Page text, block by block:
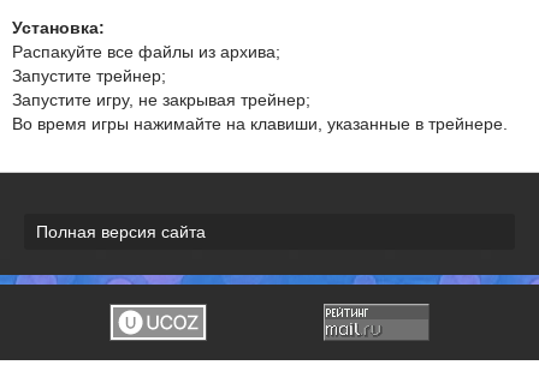
Установка:
Распакуйте все файлы из архива;
Запустите трейнер;
Запустите игру, не закрывая трейнер;
Во время игры нажимайте на клавиши, указанные в трейнере.
Полная версия сайта